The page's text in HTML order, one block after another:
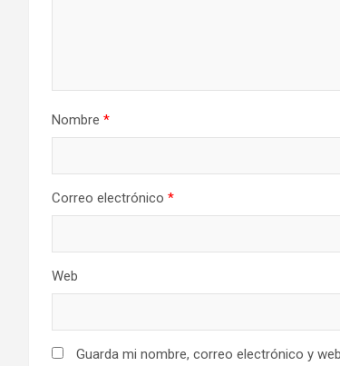
Nombre *
Correo electrónico *
Web
Guarda mi nombre, correo electrónico y